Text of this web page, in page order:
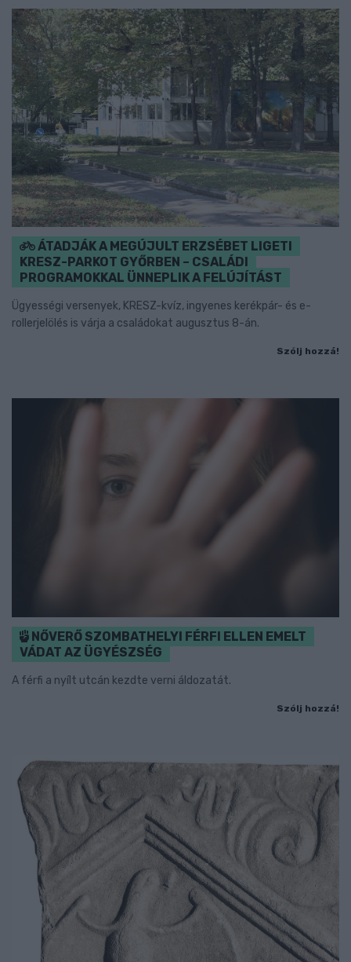
ÁTADJÁK A MEGÚJULT ERZSÉBET LIGETI
KRESZ-PARKOT GYŐRBEN – CSALÁDI
PROGRAMOKKAL ÜNNEPLIK A FELÚJÍTÁST
Ügyességi versenyek, KRESZ-kvíz, ingyenes kerékpár- és e-
rollerjelölés is várja a családokat augusztus 8-án.
Szólj hozzá!
NŐVERŐ SZOMBATHELYI FÉRFI ELLEN EMELT
VÁDAT AZ ÜGYÉSZSÉG
A férfi a nyílt utcán kezdte verni áldozatát.
Szólj hozzá!